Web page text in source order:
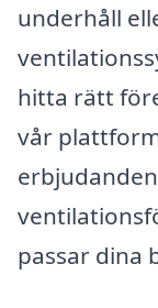
underhåll
hitta rätt
vår
passar dina